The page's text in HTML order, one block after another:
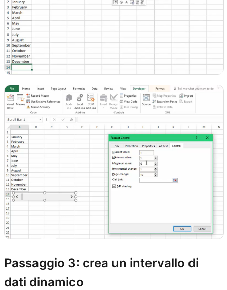
Passaggio 3: crea un intervallo di
dati dinamico